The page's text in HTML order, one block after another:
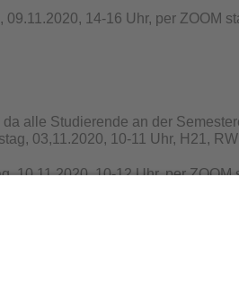
14-16 Uhr, per ZOOM
alle Studierende an der
03,11.2020, 10-11 Uhr, H21,
10.11.2020, 10-12 Uhr,per ZOOM